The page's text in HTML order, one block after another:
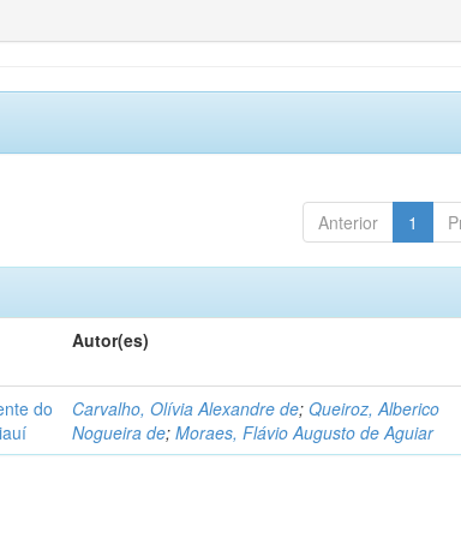
Anterior 1
Autor(es)
do
Carvalho, Olívia Alexandre de;Queiroz, Alberico
Nogueira de;Moraes, Flávio Augusto de Aguiar